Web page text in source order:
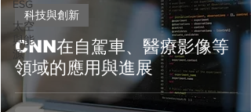
ESG
太空
與能
源
CNN在自駕車、醫療影像等
領域的應用與進展
科技與創新